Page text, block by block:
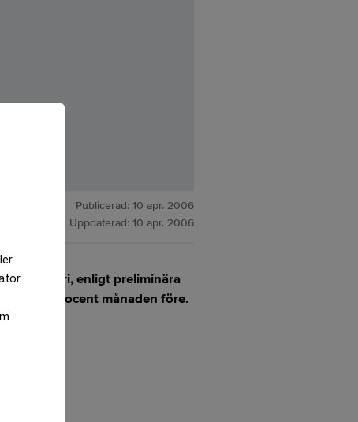
Publicerad: 10 apr. 2006
Uppdaterad: 10 apr. 2006
februari, enligt preliminära
10,1 procent månaden före.